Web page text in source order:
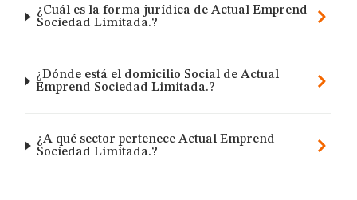
¿Cuál es la forma jurídica de Actual Emprend
Sociedad Limitada.?
¿Dónde está el domicilio Social de Actual
Emprend Sociedad Limitada.?
¿A qué sector pertenece Actual Emprend
Sociedad Limitada.?